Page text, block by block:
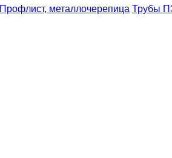
Профлист, металлочерепица Трубы